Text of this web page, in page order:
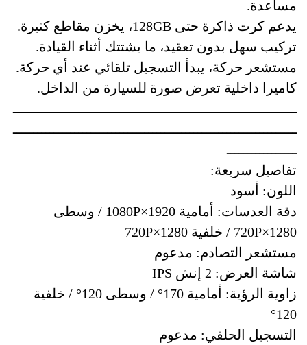
مساعدة.
يدعم كرت ذاكرة حتى 128GB، يخزن مقاطع كثيرة.
تركيب سهل بدون تعقيد، ما يشتتك أثناء القيادة.
مستشعر حركة، يبدأ التسجيل تلقائي عند أي حركة.
كاميرا داخلية تعرض صورة للسيارة من الداخل.
ـــــــــــــــــــــــــــــــــــــــــــــــــــــــــــــــــــــ
ـــــــــــــــــــــــــــــــــــــــــــــــــــــــــــــــــــــ
ـــــــــــــــــ
تفاصيل سريعة:
اللون: أسود
دقة العدسات: أمامية 1920×1080P / وسطى
1280×720P / خلفية 1280×720P
مستشعر التصادم: مدعوم
شاشة العرض: 2 إنش IPS
زاوية الرؤية: أمامية 170° / وسطى 120° / خلفية
120°
التسجيل الحلقي: مدعوم